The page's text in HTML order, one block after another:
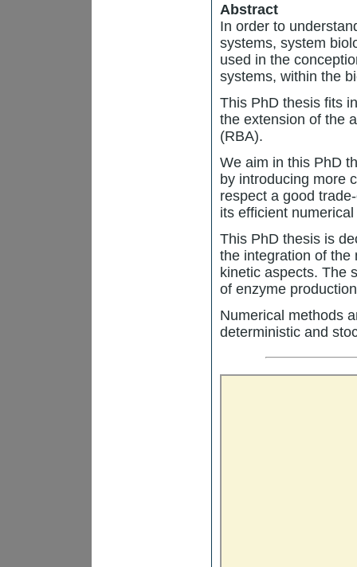
Abstract
In order to
systems, system
used in the
systems, within the
This PhD thesis fits
the extension of the
(RBA).
We aim in this PhD
by introducing more
respect a good
its efficient
This PhD thesis is
the integration of the
kinetic aspects. The
of enzyme
Numerical methods
deterministic and